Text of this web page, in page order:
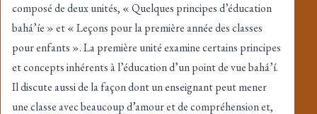
composé de deux unités, « Quelques principes d’éducation
bahá’íe » et « Leçons pour la première année des classes
pour enfants ». La première unité examine certains principes
et concepts inhérents à l’éducation d’un point de vue bahá’í.
Il discute aussi de la façon dont un enseignant peut mener
une classe avec beaucoup d’amour et de compréhension et,